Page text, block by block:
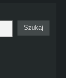
Szukaj